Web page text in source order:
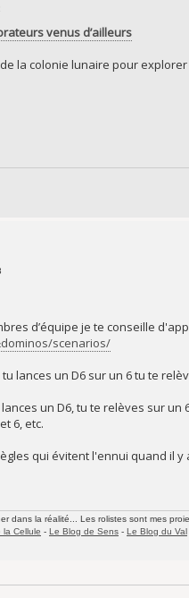
venus d’ailleurs
la colonie lunaire pour
d’équipe je te conseille
scenarios/
lances un D6 sur un 6 tu te
un D6, tu te relèves sur
6, etc.
qui évitent l'ennui quand il
dans la réalité... Les rolistes sont mes
la Cellule - Le Blog de Sens - Le Blog du Val